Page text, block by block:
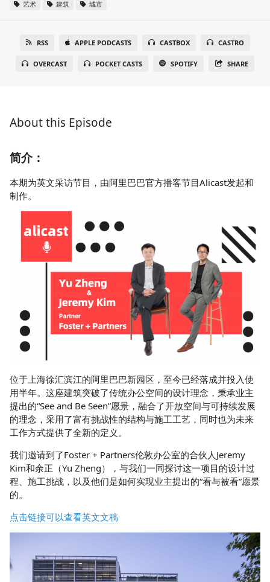
艺术 建筑 城市
RSS APPLE PODCASTS CASTBOX CASTRO
OVERCAST POCKET CASTS SPOTIFY SHARE
About this Episode
简介：
本期为英文采访节目，由阿里巴巴官方播客节目Alicast发起和
制作。
位于上海徐汇滨江的阿里巴巴新园区，至今已经落成并投入使
用半年。这座建筑突破了传统办公空间的设计理念，秉承业主
提出的“See and Be Seen”愿景，融合了开放空间与可持续发展
的理念，采用了富有挑战性的结构与施工工艺，同时也为未来
工作方式提供了全新的定义。
我们邀请到了Foster + Partners伦敦办公室的合伙人Jeremy
Kim和余正（Yu Zheng），与我们一同探讨这一项目的设计过
程、施工挑战，以及他们是如何实现业主提出的“看与被看”愿景
的。
点击链接可以查看英文文稿